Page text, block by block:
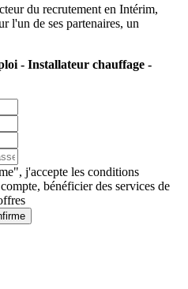
du recrutement en Intérim,
l'un de ses partenaires, un
- Installateur chauffage -
j'accepte les conditions
bénéficier des services de